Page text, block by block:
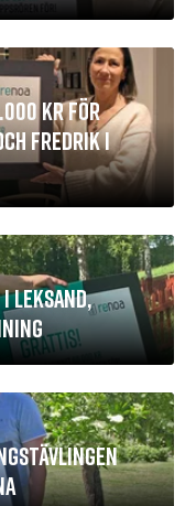
kr för
Fredrik i
Leksand,